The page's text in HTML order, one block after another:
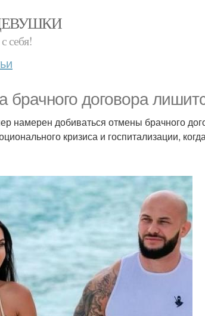
себя!
брачного договора
намерен добиваться отмены брачного
кризиса и госпитализации,